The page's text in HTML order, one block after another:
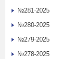
№281-2025
№280-2025
№279-2025
№278-2025